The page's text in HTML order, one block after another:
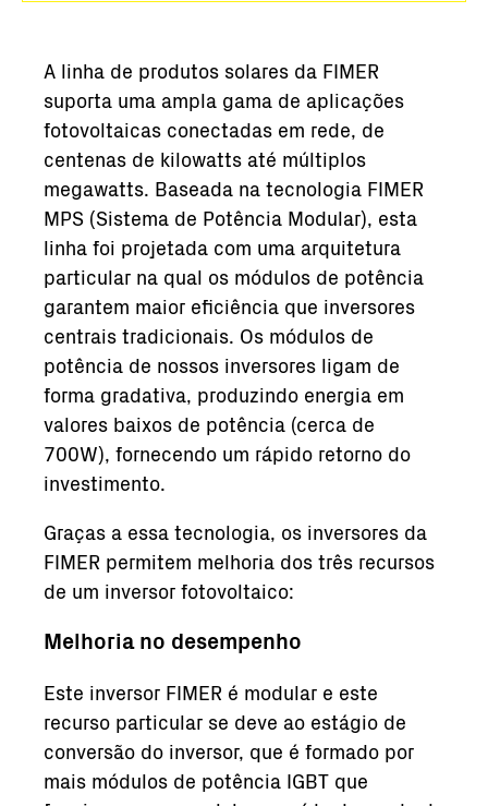
A linha de produtos solares da FIMER
suporta uma ampla gama de aplicações
fotovoltaicas conectadas em rede, de
centenas de kilowatts até múltiplos
megawatts. Baseada na tecnologia FIMER
MPS (Sistema de Potência Modular), esta
linha foi projetada com uma arquitetura
particular na qual os módulos de potência
garantem maior eficiência que inversores
centrais tradicionais. Os módulos de
potência de nossos inversores ligam de
forma gradativa, produzindo energia em
valores baixos de potência (cerca de
700W), fornecendo um rápido retorno do
investimento.
Graças a essa tecnologia, os inversores da
FIMER permitem melhoria dos três recursos
de um inversor fotovoltaico:
Melhoria no desempenho
Este inversor FIMER é modular e este
recurso particular se deve ao estágio de
conversão do inversor, que é formado por
mais módulos de potência IGBT que